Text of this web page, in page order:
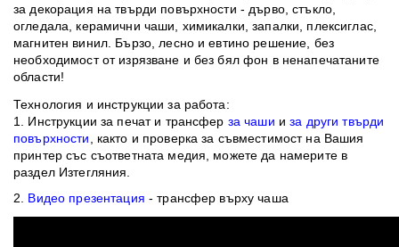
за декорация натвърди повърхности - дърво, стъкло,
огледала, керамични чаши, химикалки, запалки, плексиглас,
магнитен винил. Бързо, лесно и евтино решение, без
необходимост от изрязване и без бял фон в ненапечатаните
области​!
Технология и инструкции за работа:
1. Инструкции за печат и трансфер за чаши иза други твърди
повърхности , както и проверка за съвместимост на Вашия
принтер със съответната медия, можете да намерите в
раздел Изтегляния.
2. Видео презентация - трансфер върху чаша